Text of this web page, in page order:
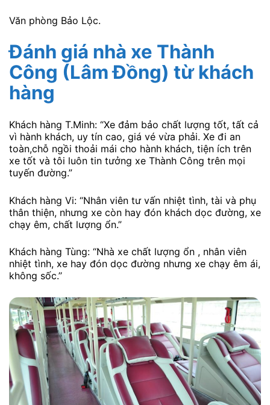
Văn phòng Bảo Lộc.
Đánh giá nhà xe Thành
Công (Lâm Đồng) từ khách
hàng
Khách hàng T.Minh: “Xe đảm bảo chất lượng tốt, tất cả
vì hành khách, uy tín cao, giá vé vừa phải. Xe đi an
toàn,chỗ ngồi thoải mái cho hành khách, tiện ích trên
xe tốt và tôi luôn tin tưởng xe Thành Công trên mọi
tuyến đường.”
Khách hàng Vi: “Nhân viên tư vấn nhiệt tình, tài và phụ
thân thiện, nhưng xe còn hay đón khách dọc đường, xe
chạy êm, chất lượng ổn.”
Khách hàng Tùng: “Nhà xe chất lượng ổn , nhân viên
nhiệt tình, xe hay đón dọc đường nhưng xe chạy êm ái,
không sốc.’’